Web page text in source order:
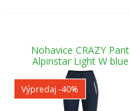
Nohavice CRAZY Pant
Alpinstar Light W blue
Výpredaj -40%